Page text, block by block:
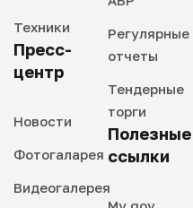
Техники
Пресс-
центр
Новости
Фотогаларея
Видеогалерея
Регулярные
отчеты
Тендерные
торги
Полезные
ссылки